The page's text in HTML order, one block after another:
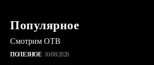
Популярное
Смотрим ОТВ
ПОЛЕЗНОЕ 10/08/2026